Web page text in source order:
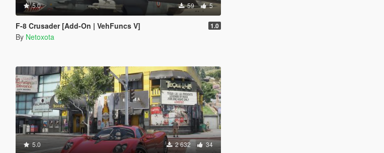
5.0 59 5
F-8 Crusader [Add-On | VehFuncs V] 1.0
By Netoxota
5.0 2 632 34